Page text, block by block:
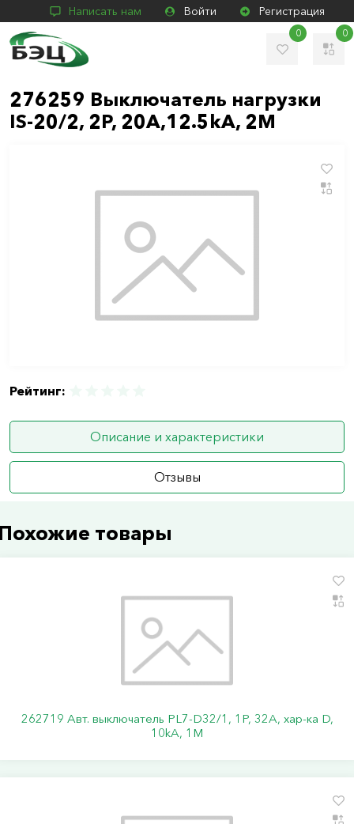
Написать нам Войти Регистрация
0 0
276259 Выключатель нагрузки
IS-20/2, 2P, 20A,12.5kA, 2M
Рейтинг:
Описание и характеристики
Отзывы
товары
262719 Авт. выключатель PL7-D32/1, 1P, 32A, хар-ка D,
10kA, 1M